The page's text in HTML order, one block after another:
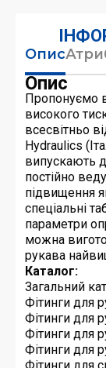
Опис
Опис
Пропонуємо
високого
всесвітньо
Hydraulics
випускають
постійно
підвищення
спеціальні
параметри
можна
рукава
Каталог:
Загальний
Фітинги для
Фітинги для
Фітинги для
Фітинги для